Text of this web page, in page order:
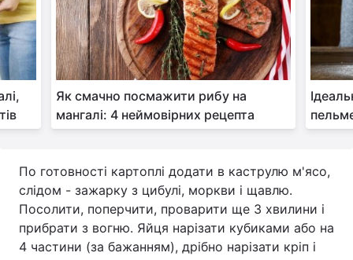
Як смачно посмажити рибу на
мангалі: 4 неймовірних рецепта
По готовності картоплі додати в каструлю м'ясо,
слідом - зажарку з цибулі, моркви і щавлю.
Посолити, поперчити, проварити ще 3 хвилини і
прибрати з вогню. Яйця нарізати кубиками або на
4 частини (за бажанням), дрібно нарізати кріп і